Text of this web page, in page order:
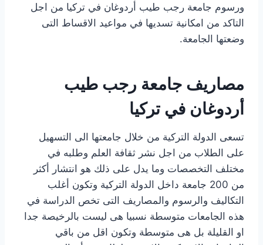
ورسوم جامعة رجب طيب أردوغان في تركيا من اجل
التاكد من امكانية تسديها في مواعيد الاقساط التى
وضعتها الجامعة.
مصاريف جامعة رجب طيب
أردوغان في تركيا
تسعى الدولة التركية من خلال جامعتها الى التسهيل
على الطلاب من اجل نشر ثقافة العلم وطلبه في
مختلف التخصصات وما يدل على ذلك هو انتشار أكثر
من 200 جامعة داخل الدولة التركية وتكون أغلب
التكاليف والرسوم والمصاريف التى تخص الدراسة في
هذه الجامعات متوسطة نسبيا هى ليست بالرخيصة جدا
او القليلة بل هى متوسطة وتكون اقل من باقي